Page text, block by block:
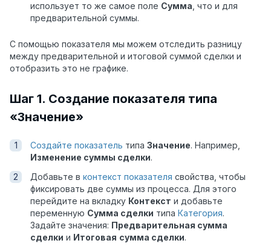
использует то же самое поле Сумма , что и для
предварительной суммы.
С помощью показателя мы можем отследить разницу
между предварительной и итоговой суммой сделки и
отобразить это не графике.
Шаг 1. Создание показателя типа
«Значение»
Создайте показатель типа Значение. Например,
Изменение суммы сделки.
Добавьте в контекст показателя свойства, чтобы
фиксировать две суммы из процесса. Для этого
перейдите на вкладку Контекст и добавьте
переменную Сумма сделки типа Категория.
Задайте значения: Предварительная сумма
сделки и Итоговая сумма сделки.